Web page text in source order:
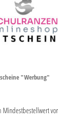
"Werbung"
Mindestbestellwert